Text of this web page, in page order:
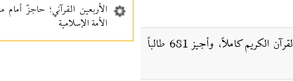
إکنا: أعلنت الجمعية الخيرية الكويتية لخدمة القرآن الكريم وعلومه (حفاظ) إتمام 127 طالباً وطالبة لحفظ القرآن الكريم كاملاً، وأجيز 681 طالباً
الأربعين القرآني؛ حاجزٌ
الأمة الإسلامية